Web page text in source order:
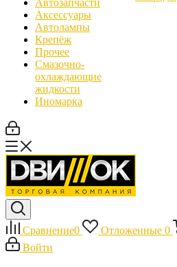
Автозапчасти
Аксессуары
Автолампы
Крепёж
Прочее
Смазочно-
охлаждающие
жидкости
Иномарка
Сравнение0 Отложенные 0
Войти